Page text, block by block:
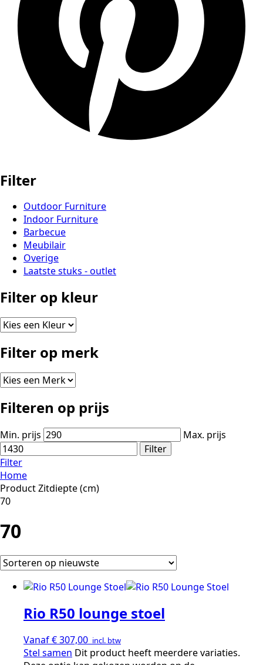
Filter
Outdoor Furniture
Indoor Furniture
Barbecue
Meubilair
Overige
Laatste stuks - outlet
Filter op kleur
Filter op merk
Filteren op prijs
Min. prijs
Max. prijs
Filter
Filter
Home
Product Zitdiepte (cm)
70
70
Rio R50 lounge stoel
Vanaf€307,00 incl. btw
Stel samen Dit product heeft meerdere variaties.